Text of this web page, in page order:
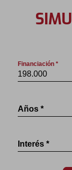
Financiación *
Años *
Interés *